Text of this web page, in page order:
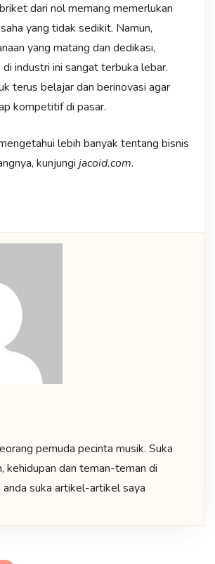
dari nol memang memerlukan
yang tidak sedikit. Namun,
yang matang dan dedikasi,
industri ini sangat terbuka lebar.
terus belajar dan berinovasi agar
kompetitif di pasar.
lebih banyak tentang bisnis
kunjungijacoid.com.
pemuda pecinta musik. Suka
kehidupan dan teman-teman di
suka artikel-artikel saya